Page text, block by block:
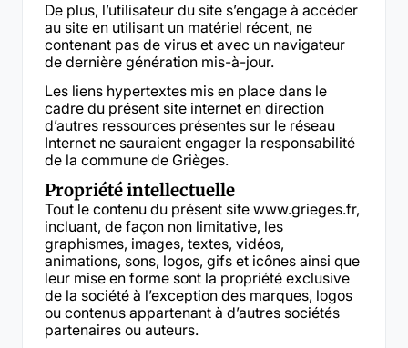
De plus, l’utilisateur du site s’engage à accéder
au site en utilisant un matériel récent, ne
contenant pas de virus et avec un navigateur
de dernière génération mis-à-jour.
Les liens hypertextes mis en place dans le
cadre du présent site internet en direction
d’autres ressources présentes sur le réseau
Internet ne sauraient engager la responsabilité
de la commune de Grièges.
Propriété intellectuelle
Tout le contenu du présent site www.grieges.fr,
incluant, de façon non limitative, les
graphismes, images, textes, vidéos,
animations, sons, logos, gifs et icônes ainsi que
leur mise en forme sont la propriété exclusive
de la société à l’exception des marques, logos
ou contenus appartenant à d’autres sociétés
partenaires ou auteurs.